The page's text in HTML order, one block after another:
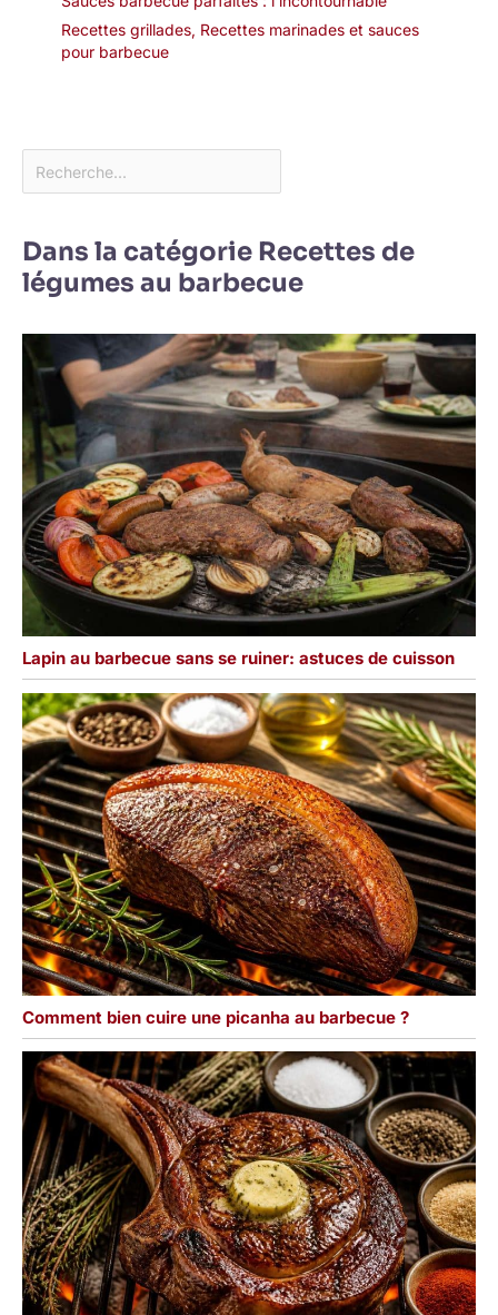
Recettes grillades, Recettes marinades et sauces
pour barbecue
Dans la catégorie Recettes de
légumes au barbecue
Lapin au barbecue sans se ruiner: astuces de cuisson
Comment bien cuire une picanha au barbecue ?